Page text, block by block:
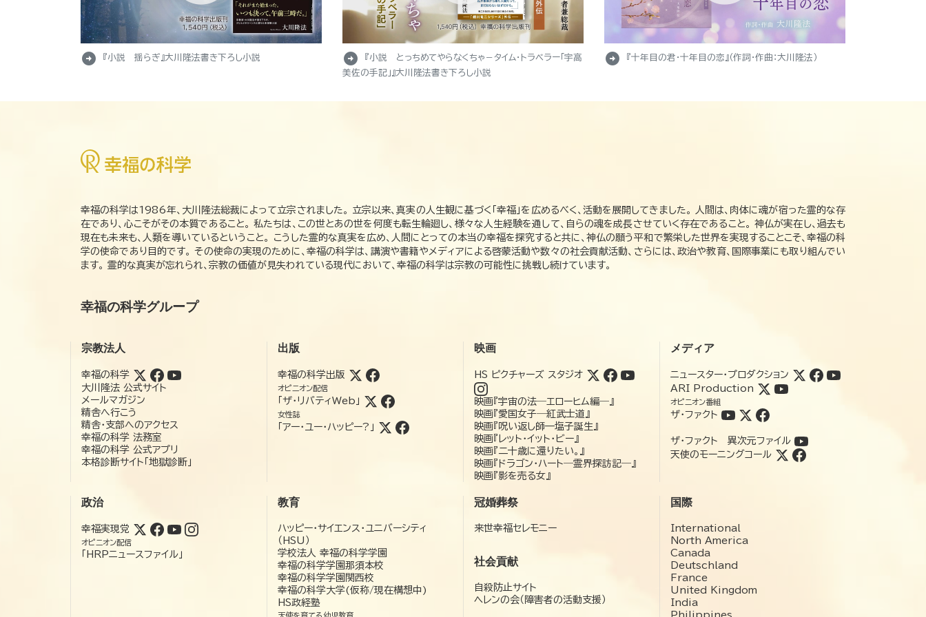
arrow_circle_right 『小説 揺らぎ』大川隆法書き下ろし小説 arrow_circle_right
『小説 とっちめてやらなくちゃ－タイム・トラベラー「宇高
美佐の手記」』大川隆法書き下ろし小説
arrow_circle_right 『十年目の君・十年目の恋』（作詞・作曲：大川隆法）
幸福の科学は1986年、大川隆法総裁によって立宗されました。 立宗以来、真実の人生観に基づく「幸福」を広めるべく、活動を展開してきました。 人間は、肉体に魂が宿った霊的な存
在であり、心こそがその本質であること。 私たちは、この世とあの世を何度も転生輪廻し、様々な人生経験を通して、自らの魂を成長させていく存在であること。 神仏が実在し、過去も
現在も未来も、人類を導いているということ。 こうした霊的な真実を広め、人間にとっての本当の幸福を探究すると共に、神仏の願う平和で繁栄した世界を実現することこそ、幸福の科
学の使命であり目的です。 その使命の実現のために、幸福の科学は、講演や書籍やメディアによる啓蒙活動や数々の社会貢献活動、さらには、政治や教育、国際事業にも取り組んでい
ます。 霊的な真実が忘れられ、宗教の価値が見失われている現代において、幸福の科学は宗教の可能性に挑戦し続けています。
幸福の科学グループ
宗教法人
幸福の科学
大川隆法 公式サイト
メールマガジン
精舎へ行こう
精舎・支部へのアクセス
幸福の科学 法務室
幸福の科学 公式アプリ
本格診断サイト「地獄診断」
出版
幸福の科学出版
オピニオン配信
「ザ・リバティWeb」
女性誌
「アー・ユー・ハッピー?」
映画
HS ピクチャーズ スタジオ
映画『宇宙の法―エローヒム編―』
映画『愛国女子―紅武士道』
映画『呪い返し師—塩子誕生』
映画『レット・イット・ビー』
映画『二十歳に還りたい。』
映画『ドラゴン・ハート―霊界探訪記―』
映画『影を売る女』
メディア
ニュースター・プロダクション
ARI Production
オピニオン番組
ザ・ファクト
ザ・ファクト 異次元ファイル
天使のモーニングコール
政治
幸福実現党
オピニオン配信
「HRPニュースファイル」
教育
ハッピー・サイエンス・ユニバーシティ
（HSU）
学校法人 幸福の科学学園
幸福の科学学園那須本校
幸福の科学学園関西校
幸福の科学大学(仮称/現在構想中)
HS政経塾
天使を育てる幼児教育
冠婚葬祭
来世幸福セレモニー
社会貢献
自殺防止サイト
ヘレンの会（障害者の活動支援）
国際
International
North America
Canada
Deutschland
France
United Kingdom
India
Philippines